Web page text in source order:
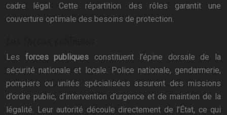
cadre légal. Cette répartition des rôles garantit une
couverture optimale des besoins de protection.
Les forces publiques constituent l’épine dorsale de la
sécurité nationale et locale. Police nationale, gendarmerie,
pompiers ou unités spécialisées assurent des missions
d’ordre public, d’intervention d’urgence et de maintien de la
légalité. Leur autorité découle directement de l’État, ce qui